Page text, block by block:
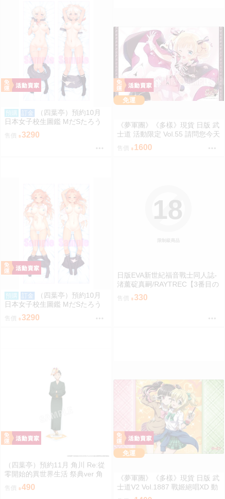
預購 訂金
（四葉亭）預約10月
日本女子校生圖鑑 MだSたろう
原畫 速水陽菜 抱枕套 0826
3290
免運
《夢軍團》《多樣》現貨 日版 武
士道 活動限定 Vol.55 請問您今天
要來點兔子嗎？ 動漫桌墊 卡墊
桐間紗路
售價 1600
預購 訂金
（四葉亭）預約10月
日本女子校生圖鑑 MだSたろう
原畫 江波リカ 抱枕套 0826
3290
限制級商品
18
日版EVA新世紀福音戰士同人誌-
渚薰碇真嗣/RAYTREC【3番目の
呪い2】
330
（四葉亭）預約11月 角川 Re:從
零開始的異世界生活 祭典ver 角
色壓克力架 0819
售價 490
免運
《夢軍團》《多樣》現貨 日版 武
士道V2 Vol.1887 戰姬絕唱XD 動
漫桌墊 卡墊 調&切歌